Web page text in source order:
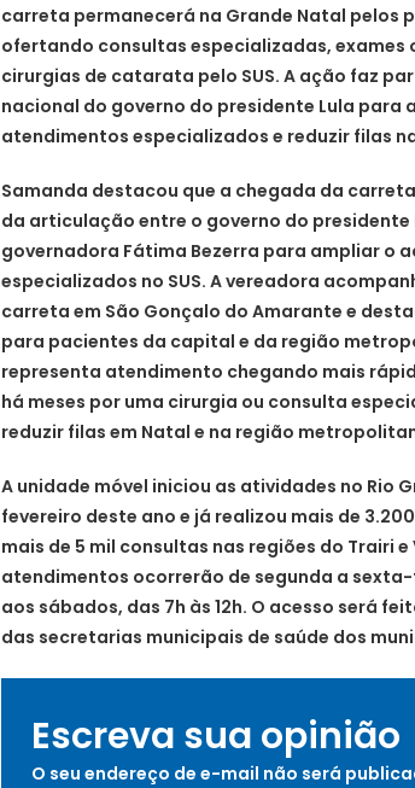
carreta permanecerá na Grande Natal pelos
ofertando consultas especializadas, exames
cirurgias de catarata pelo SUS. A ação faz
nacional do governo do presidente Lula para
atendimentos especializados e reduzir filas
Samanda destacou que a chegada da
da articulação entre o governo do presidente
governadora Fátima Bezerra para ampliar o
especializados no SUS. A vereadora
carreta em São Gonçalo do Amarante e
para pacientes da capital e da região
representa atendimento chegando mais
há meses por uma cirurgia ou consulta
reduzir filas em Natal e na região
A unidade móvel iniciou as atividades no Rio
fevereiro deste ano e já realizou mais de
mais de 5 mil consultas nas regiões do Trairi e
atendimentos ocorrerão de segunda a sexta-
aos sábados, das 7h às 12h. O acesso será
das secretarias municipais de saúde dos
Escreva sua opinião
O seu endereço de e-mail não será